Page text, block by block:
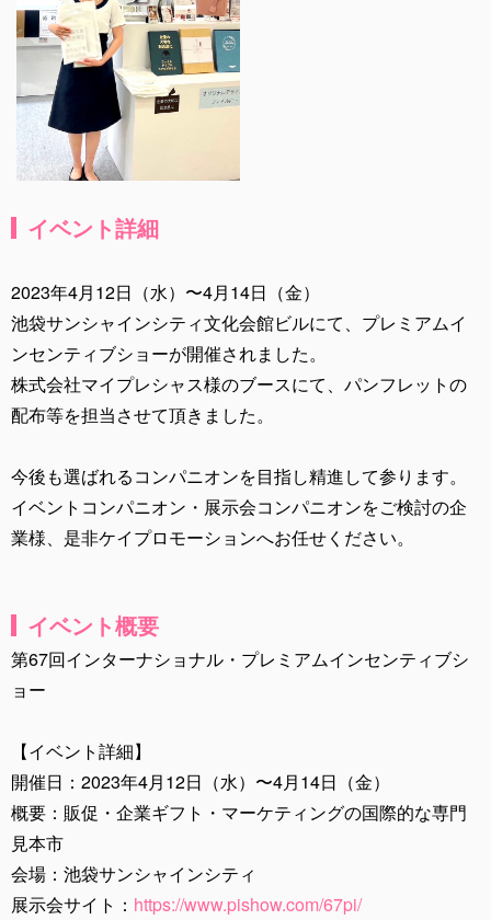
イベント詳細
2023年4月12日（水）〜4月14日（金）
池袋サンシャインシティ文化会館ビルにて、プレミアムイ
ンセンティブショーが開催されました。
株式会社マイプレシャス様のブースにて、パンフレットの
配布等を担当させて頂きました。
今後も選ばれるコンパニオンを目指し精進して参ります。
イベントコンパニオン・展示会コンパニオンをご検討の企
業様、是非ケイプロモーションへお任せください。
イベント概要
第67回インターナショナル・プレミアムインセンティブシ
ョー
【イベント詳細】
開催日：2023年4月12日（水）〜4月14日（金）
概要：販促・企業ギフト・マーケティングの国際的な専門
見本市
会場：池袋サンシャインシティ
展示会サイト： https://www.pishow.com/67pi/